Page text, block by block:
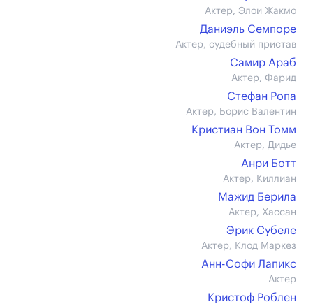
Актер, Элои Жакмо
Даниэль Семпоре
Актер, судебный пристав
Самир Араб
Актер, Фарид
Стефан Ропа
Актер, Борис Валентин
Кристиан Вон Томм
Актер, Дидье
Анри Ботт
Актер, Киллиан
Мажид Берила
Актер, Хассан
Эрик Субеле
Актер, Клод Маркез
Анн-Софи Лапикс
Актер
Кристоф Рoблен